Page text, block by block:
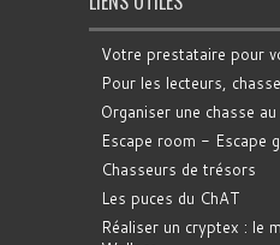
Votre prestataire pour
Pour les lecteurs,
Organiser une chasse
Escape room - Escape
Chasseurs de trésors
Les puces du ChAT
Réaliser un cryptex : le